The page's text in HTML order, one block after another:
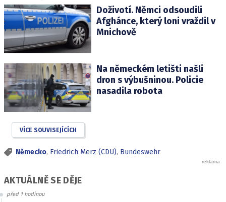
Doživotí. Němci odsoudili
Afghánce, který loni vraždil v
Mnichově
Na německém letišti našli
dron s výbušninou. Policie
nasadila robota
VÍCE SOUVISEJÍCÍCH
Německo, Friedrich Merz (CDU), Bundeswehr
AKTUÁLNĚ SE DĚJE
před 1 hodinou